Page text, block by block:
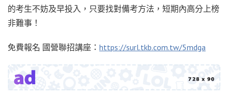
的考生不妨及早投入，只要找對備考方法，短期內高分上榜
非難事！
免費報名 國營聯招講座： https://surl.tkb.com.tw/5mdga